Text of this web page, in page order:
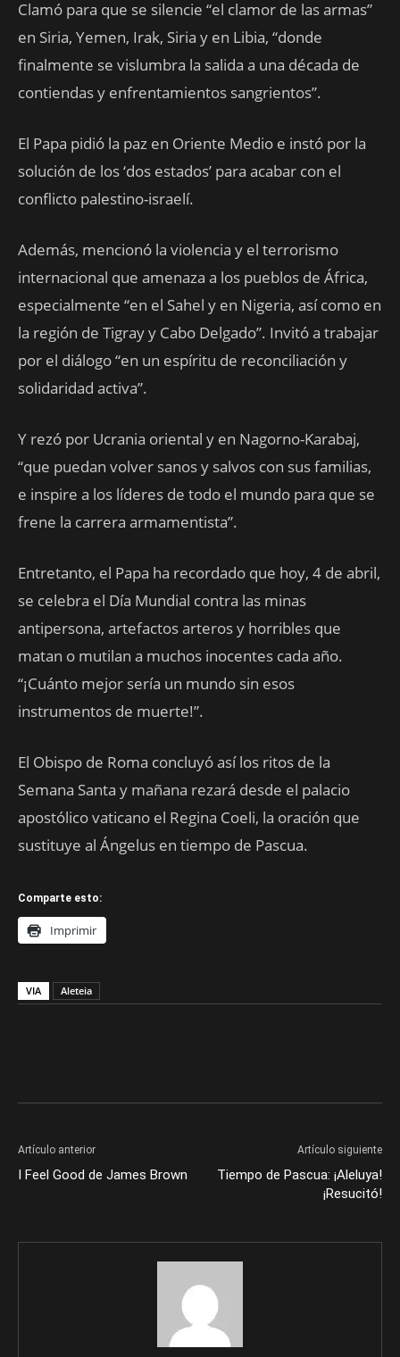
Clamó para que se silencie “el clamor de las armas”
en Siria, Yemen, Irak, Siria y en Libia, “donde
finalmente se vislumbra la salida a una década de
contiendas y enfrentamientos sangrientos”.
El Papa pidió la paz en Oriente Medio e instó por la
solución de los ‘dos estados’ para acabar con el
conflicto palestino-israelí.
Además, mencionó la violencia y el terrorismo
internacional que amenaza a los pueblos de África,
especialmente “en el Sahel y en Nigeria, así como en
la región de Tigray y Cabo Delgado”. Invitó a trabajar
por el diálogo “en un espíritu de reconciliación y
solidaridad activa”.
Y rezó por Ucrania oriental y en Nagorno-Karabaj,
“que puedan volver sanos y salvos con sus familias,
e inspire a los líderes de todo el mundo para que se
frene la carrera armamentista”.
Entretanto, el Papa ha recordado que hoy, 4 de abril,
se celebra el Día Mundial contra las minas
antipersona, artefactos arteros y horribles que
matan o mutilan a muchos inocentes cada año.
“¡Cuánto mejor sería un mundo sin esos
instrumentos de muerte!”.
El Obispo de Roma concluyó así los ritos de la
Semana Santa y mañana rezará desde el palacio
apostólico vaticano el Regina Coeli, la oración que
sustituye al Ángelus en tiempo de Pascua.
Comparte esto:
Imprimir
VIA Aleteia
Artículo anterior
I Feel Good de James Brown
Artículo siguiente
Tiempo de Pascua: ¡Aleluya!
¡Resucitó!